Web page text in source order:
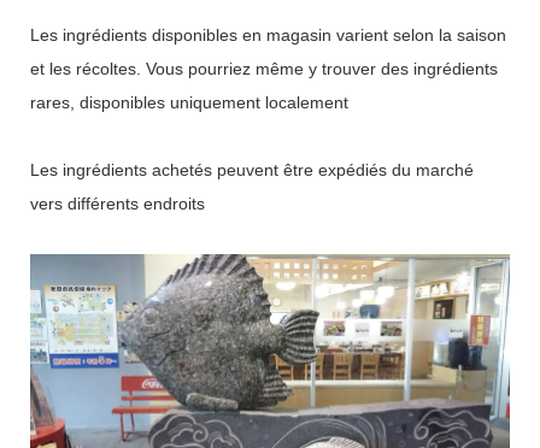
Les ingrédients disponibles en magasin varient selon la saison
et les récoltes. Vous pourriez même y trouver des ingrédients
rares, disponibles uniquement localement
Les ingrédients achetés peuvent être expédiés du marché
vers différents endroits